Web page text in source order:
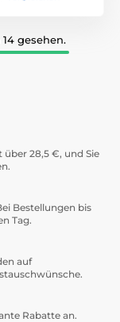
gesehen.
28,5 €, und Sie
Bestellungen bis
Tag.
auf
Rabatte an.